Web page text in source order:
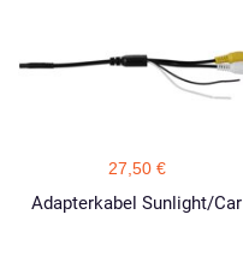
27,50 €
Adapterkabel Sunlight/Car